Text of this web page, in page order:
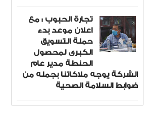
تجارة الحبوب : مع
اعلان موعد بدء
حملة التسويق
الكبرى لمحصول
الحنطة مدير عام
الشركة يوجه ملاكاتنا بجمله من
ضوابط السلامة الصحية